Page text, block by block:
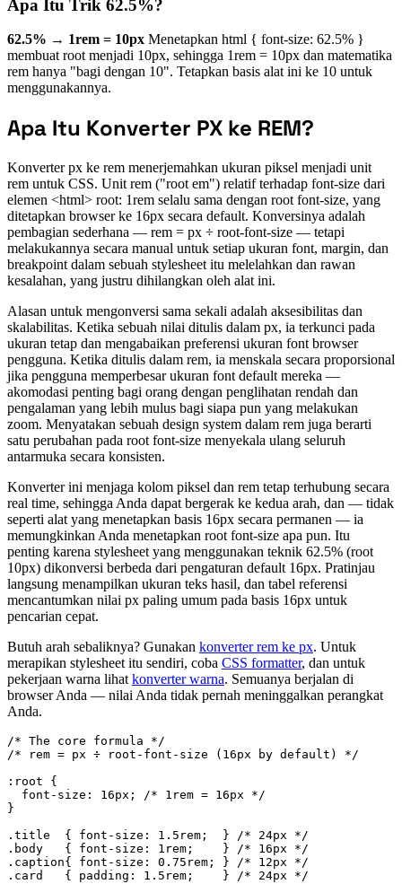
Apa Itu Trik 62.5%?
62.5% → 1rem = 10px Menetapkan html { font-size: 62.5% }
membuat root menjadi 10px, sehingga 1rem = 10px dan matematika
rem hanya "bagi dengan 10". Tetapkan basis alat ini ke 10 untuk
menggunakannya.
Apa Itu Konverter PX ke REM?
Konverter px ke rem menerjemahkan ukuran piksel menjadi unit
rem untuk CSS. Unit rem ("root em") relatif terhadap font-size dari
elemen <html> root: 1rem selalu sama dengan root font-size, yang
ditetapkan browser ke 16px secara default. Konversinya adalah
pembagian sederhana — rem = px ÷ root-font-size — tetapi
melakukannya secara manual untuk setiap ukuran font, margin, dan
breakpoint dalam sebuah stylesheet itu melelahkan dan rawan
kesalahan, yang justru dihilangkan oleh alat ini.
Alasan untuk mengonversi sama sekali adalah aksesibilitas dan
skalabilitas. Ketika sebuah nilai ditulis dalam px, ia terkunci pada
ukuran tetap dan mengabaikan preferensi ukuran font browser
pengguna. Ketika ditulis dalam rem, ia menskala secara proporsional
jika pengguna memperbesar ukuran font default mereka —
akomodasi penting bagi orang dengan penglihatan rendah dan
pengalaman yang lebih mulus bagi siapa pun yang melakukan
zoom. Menyatakan sebuah design system dalam rem juga berarti
satu perubahan pada root font-size menyekala ulang seluruh
antarmuka secara konsisten.
Konverter ini menjaga kolom piksel dan rem tetap terhubung secara
real time, sehingga Anda dapat bergerak ke kedua arah, dan — tidak
seperti alat yang menetapkan basis 16px secara permanen — ia
memungkinkan Anda menetapkan root font-size apa pun. Itu
penting karena stylesheet yang menggunakan teknik 62.5% (root
10px) dikonversi berbeda dari pengaturan default 16px. Pratinjau
langsung menampilkan ukuran teks hasil, dan tabel referensi
mencantumkan nilai px paling umum pada basis 16px untuk
pencarian cepat.
Butuh arah sebaliknya? Gunakan konverter rem ke px. Untuk
merapikan stylesheet itu sendiri, coba CSS formatter, dan untuk
pekerjaan warna lihat konverter warna. Semuanya berjalan di
browser Anda — nilai Anda tidak pernah meninggalkan perangkat
Anda.
/* The core formula */
/* rem = px ÷ root-font-size (16px by default) */
:root {
  font-size: 16px; /* 1rem = 16px */
}
.title  { font-size: 1.5rem;  } /* 24px */
.body   { font-size: 1rem;    } /* 16px */
.caption{ font-size: 0.75rem; } /* 12px */
.card   { padding: 1.5rem;    } /* 24px */